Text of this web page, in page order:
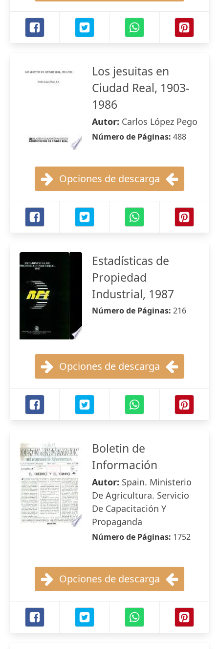
Los jesuitas en
Ciudad Real, 1903-
1986
Autor: Carlos López Pego
Número de Páginas: 488
Opciones de descarga
Estadísticas de
Propiedad
Industrial, 1987
Número de Páginas: 216
Opciones de descarga
Boletin de
Información
Autor: Spain. Ministerio
De Agricultura. Servicio
De Capacitación Y
Propaganda
Número de Páginas: 1752
Opciones de descarga